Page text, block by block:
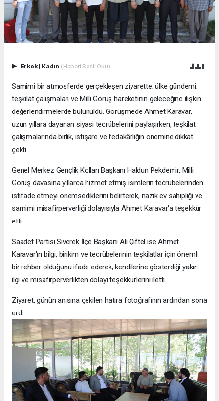
Erkek| Kadın (Haberi Sesli Oku)
Samimi bir atmosferde gerçekleşen ziyarette, ülke gündemi,
teşkilat çalışmaları ve Milli Görüş hareketinin geleceğine ilişkin
değerlendirmelerde bulunuldu. Görüşmede Ahmet Karavar,
uzun yıllara dayanan siyasi tecrübelerini paylaşırken, teşkilat
çalışmalarında birlik, istişare ve fedakârlığın önemine dikkat
çekti.
Genel Merkez Gençlik Kolları Başkanı Haldun Pekdemir, Milli
Görüş davasına yıllarca hizmet etmiş isimlerin tecrübelerinden
istifade etmeyi önemsediklerini belirterek, nazik ev sahipliği ve
samimi misafirperverliği dolayısıyla Ahmet Karavar'a teşekkür
etti.
Saadet Partisi Siverek İlçe Başkanı Ali Çiftel ise Ahmet
Karavar'ın bilgi, birikim ve tecrübelerinin teşkilatlar için önemli
bir rehber olduğunu ifade ederek, kendilerine gösterdiği yakın
ilgi ve misafirperverlikten dolayı teşekkürlerini iletti.
Ziyaret, günün anısına çekilen hatıra fotoğrafının ardından sona
erdi.